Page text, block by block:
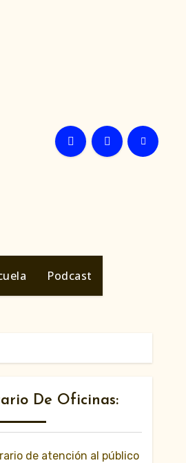
Podcast
De Oficinas:
de atención al público